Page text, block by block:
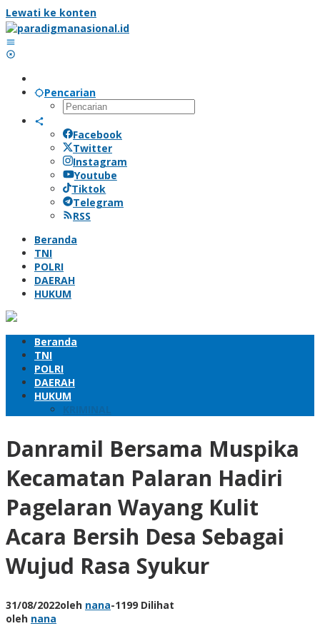
Lewati ke konten
Pencarian
Facebook
Twitter
Instagram
Youtube
Tiktok
Telegram
RSS
Beranda
TNI
POLRI
DAERAH
HUKUM
Beranda
TNI
POLRI
DAERAH
HUKUM
KRIMINAL
Danramil Bersama Muspika
Kecamatan Palaran Hadiri
Pagelaran Wayang Kulit
Acara Bersih Desa Sebagai
Wujud Rasa Syukur
31/08/2022oleh nana-1199 Dilihat
oleh nana